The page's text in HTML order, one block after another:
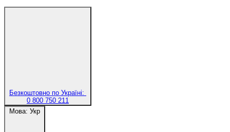
Безкоштовно по Україні:
0 800 750 211
Мова: Укр